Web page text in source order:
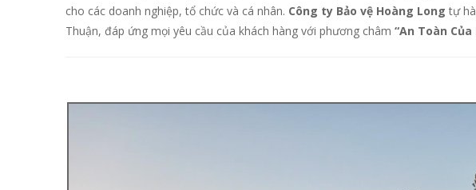
cho các doanh nghiệp, tổ chức và cá nhân. Công ty Bảo vệ Hoàng Long tự
Thuận, đáp ứng mọi yêu cầu của khách hàng với phương châm “An Toàn